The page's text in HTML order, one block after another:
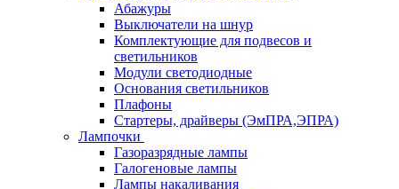
Абажуры
Выключатели на шнур
Комплектующие для подвесов и
светильников
Модули светодиодные
Основания светильников
Плафоны
Стартеры, драйверы (ЭмПРА,ЭПРА)
Лампочки
Газоразрядные лампы
Галогеновые лампы
Лампы накаливания